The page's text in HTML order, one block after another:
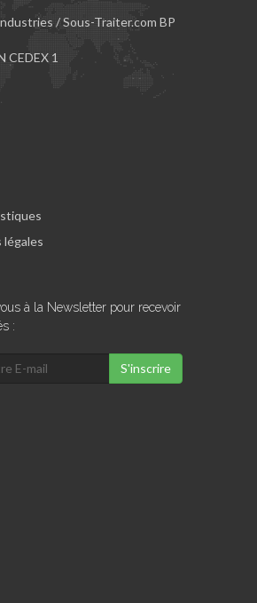
/ Sous-Traiter.com BP
CEDEX 1
à la Newsletter pour recevoir
:
S'inscrire